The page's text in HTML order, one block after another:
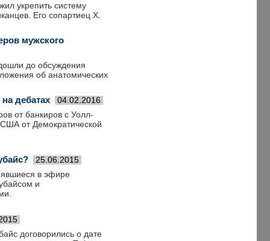
укрепить систему
Его сопартиец Х.
мужского
до обсуждения
об анатомических
дебатах 04.02.2016
от банкиров с Уолл-
от Демократической
25.06.2015
в эфире
и
договорились о дате